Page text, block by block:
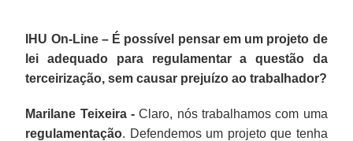
IHU On-Line – É possível pensar em um projeto de
lei adequado para regulamentar a questão da
terceirização, sem causar prejuízo ao trabalhador?
Marilane Teixeira - Claro, nós trabalhamos com uma
regulamentação. Defendemos um projeto que tenha